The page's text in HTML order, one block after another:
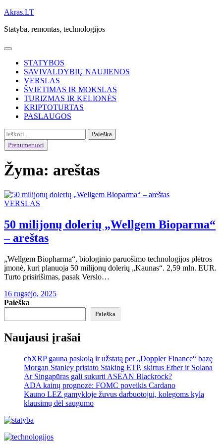
Skip
content
Akras.LT
Statyba, remontas, technologijos
STATYBOS
SAVIVALDYBIŲ NAUJIENOS
VERSLAS
ŠVIETIMAS IR MOKSLAS
TURIZMAS IR KELIONĖS
KRIPTOTURTAS
PASLAUGOS
Ieškoti:
Prenumeruoti
Žyma: areštas
VERSLAS
50 milijonų dolerių „Wellgem Bioparma“
– areštas
„Wellgem Biopharma“, biologinio paruošimo technologijos plėtros
įmonė, kuri planuoja 50 milijonų dolerių „Kaunas“. 2,59 mln. EUR.
Turto prisirišimas, pasak Verslo…
16 rugsėjo, 2025
Paieška
Paieška
Naujausi įrašai
cbXRP gauna paskolą ir užstatą per „Doppler Finance“ bazę
Morgan Stanley pristato Staking ETP, skirtus Ether ir Solana
Ar Singapūras gali sukurti ASEAN Blackrock?
ADA kainų prognozė: FOMC poveikis Cardano
Kauno LEZ gamykloje žuvus darbuotojui, kolegoms kyla
klausimų dėl saugumo